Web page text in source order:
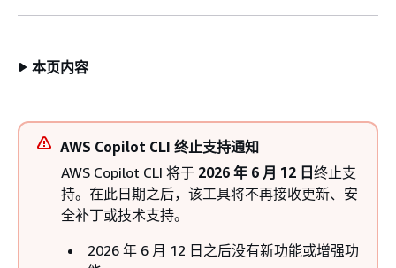
本页内容
AWS Copilot CLI 终止支持通知
AWS Copilot CLI 将于 2026 年 6 月 12 日 终止支
持。在此日期之后，该工具将不再接收更新、安
全补丁或技术支持。
2026 年 6 月 12 日之后没有新功能或增强功